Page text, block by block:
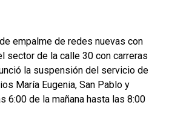
empalme de redes nuevas con
sector de la calle 30 con carreras
la suspensión del servicio de
María Eugenia, San Pablo y
6:00 de la mañana hasta las 8:00